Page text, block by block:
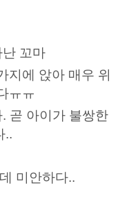
꼬마
지에 앉아 매우 위
ㅠㅠ
곧 아이가 불쌍한
..
미안하다..